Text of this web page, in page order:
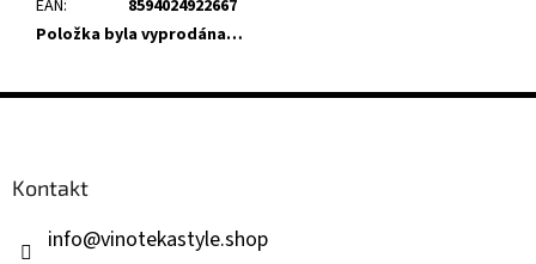
EAN:
8594024922667
Položka byla vyprodána…
Z
Kontakt
info@vinotekastyle.shop